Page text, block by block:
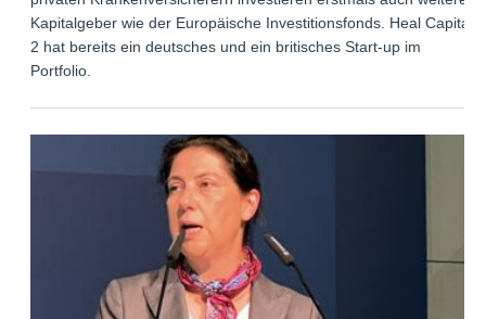
Kapitalgeber wie der Europäische Investitionsfonds. Heal Capital
2 hat bereits ein deutsches und ein britisches Start-up im
Portfolio.